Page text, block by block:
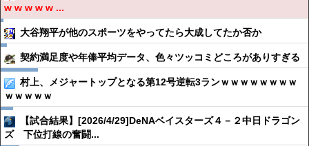
w w w w w ...
大谷翔平が他のスポーツをやってたら大成してたか否か
契約満足度や年俸平均データ、色々ツッコミどころがありすぎる
村上、メジャートップとなる第12号逆転3ランｗｗｗｗｗｗｗｗ
ｗｗｗｗｗ
【試合結果】[2026/4/29]DeNAベイスターズ４－２中日ドラゴン
ズ 下位打線の奮闘...